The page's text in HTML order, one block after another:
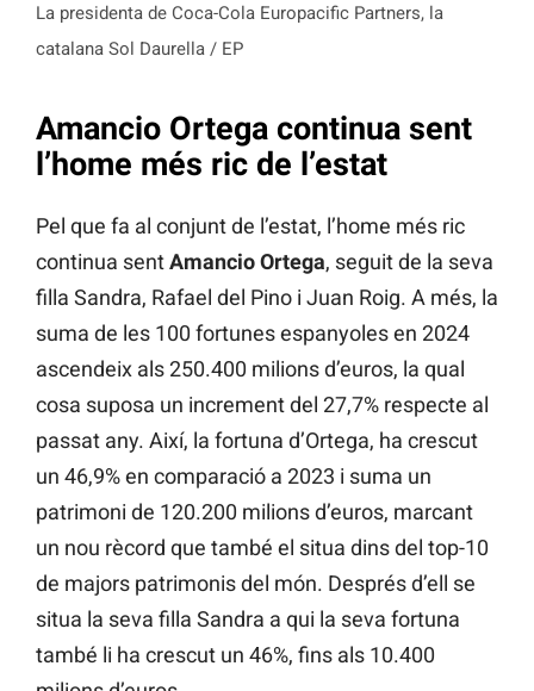
La presidenta de Coca-Cola Europacific Partners, la
catalana Sol Daurella / EP
Amancio Ortega continua sent
l’home més ric de l’estat
Pel que fa al conjunt de l’estat, l’home més ric
continua sentAmancio Ortega, seguit de la seva
filla Sandra, Rafael del Pino i Juan Roig. A més, la
suma de les 100 fortunes espanyoles en 2024
ascendeix als 250.400 milions d’euros, la qual
cosa suposa un increment del 27,7% respecte al
passat any. Així, la fortuna d’Ortega, ha crescut
un 46,9% en comparació a 2023 i suma un
patrimoni de 120.200 milions d’euros, marcant
un nou rècord que també el situa dins del top-10
de majors patrimonis del món. Després d’ell se
situa la seva filla Sandra a qui la seva fortuna
també li ha crescut un 46%, fins als 10.400